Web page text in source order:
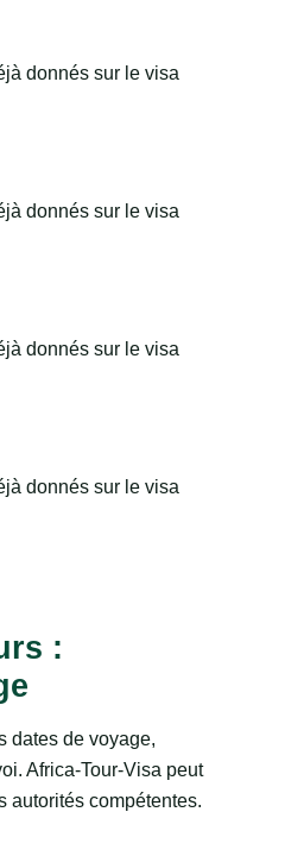
donnés sur le visa
donnés sur le visa
donnés sur le visa
donnés sur le visa
:
dates de voyage,
Africa-Tour-Visa peut
autorités compétentes.